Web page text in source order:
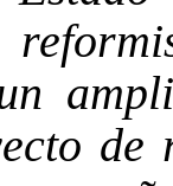
de